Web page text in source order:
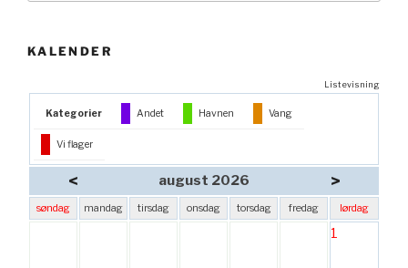
KALENDER
Listevisning
Kategorier Andet Havnen Vang
Vi flager
< august 2026 >
søndag mandag tirsdag onsdag torsdag fredag lørdag
1